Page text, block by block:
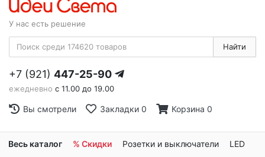
У нас есть решение
Найти
+7 (921) 447-25-90
ежедневно с 11.00 до 19.00
Вы смотрели Закладки 0 Корзина 0
Весь каталог % Скидки Розетки и выключатели LED